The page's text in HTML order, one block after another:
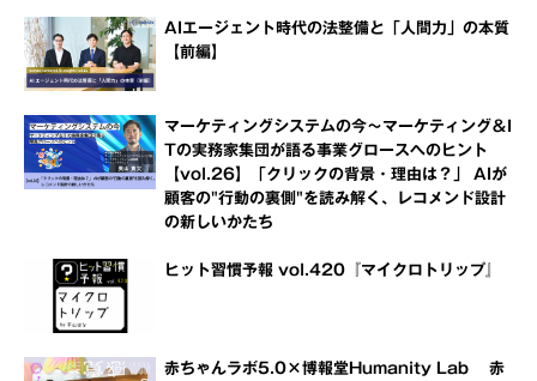
AIエージェント時代の法整備と「人間力」の本質
【前編】
マーケティングシステムの今～マーケティング＆I
Tの実務家集団が語る事業グロースへのヒント
【vol.26】「クリックの背景・理由は？」 AIが
顧客の"行動の裏側"を読み解く、レコメンド設計
の新しいかたち
ヒット習慣予報 vol.420『マイクロトリップ』
赤ちゃんラボ5.0×博報堂Humanity Lab 赤